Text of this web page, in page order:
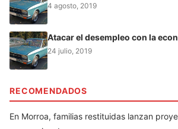
4 agosto, 2019
Atacar el desempleo con la
24 julio, 2019
RECOMENDADOS
En Morroa, familias restituidas lanzan